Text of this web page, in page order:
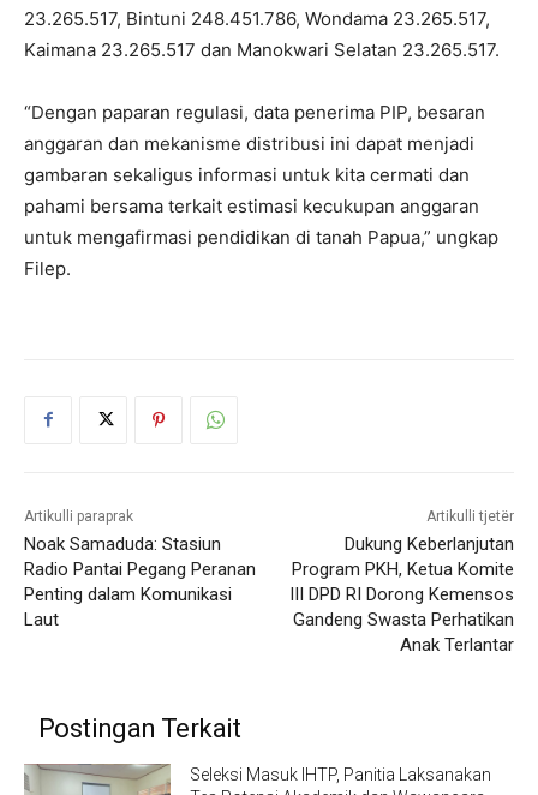
23.265.517, Bintuni 248.451.786, Wondama 23.265.517,
Kaimana 23.265.517 dan Manokwari Selatan 23.265.517.
“Dengan paparan regulasi, data penerima PIP, besaran
anggaran dan mekanisme distribusi ini dapat menjadi
gambaran sekaligus informasi untuk kita cermati dan
pahami bersama terkait estimasi kecukupan anggaran
untuk mengafirmasi pendidikan di tanah Papua,” ungkap
Filep.
Artikulli paraprak
Noak Samaduda: Stasiun
Radio Pantai Pegang Peranan
Penting dalam Komunikasi
Laut
Artikulli tjetër
Dukung Keberlanjutan
Program PKH, Ketua Komite
III DPD RI Dorong Kemensos
Gandeng Swasta Perhatikan
Anak Terlantar
Postingan Terkait
Seleksi Masuk IHTP, Panitia Laksanakan